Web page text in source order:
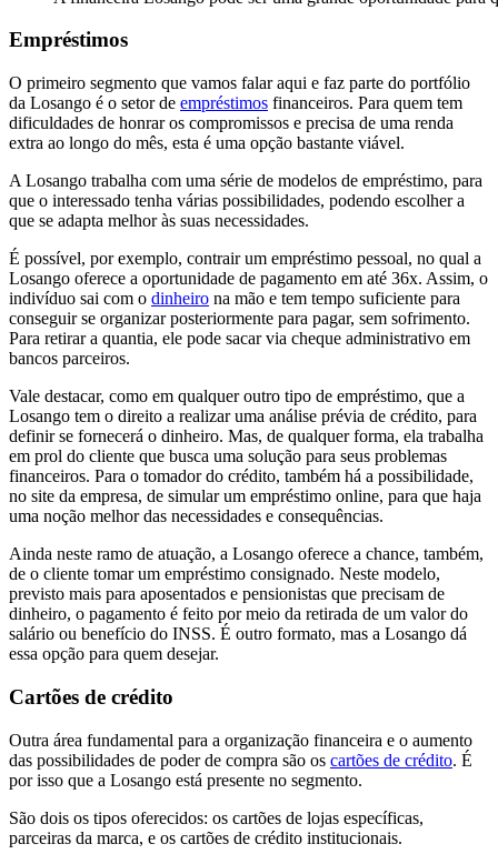
Empréstimos
O primeiro segmento que vamos falar aqui e faz parte do portfólio
da Losango é o setor de empréstimos financeiros. Para quem tem
dificuldades de honrar os compromissos e precisa de uma renda
extra ao longo do mês, esta é uma opção bastante viável.
A Losango trabalha com uma série de modelos de empréstimo, para
que o interessado tenha várias possibilidades, podendo escolher a
que se adapta melhor às suas necessidades.
É possível, por exemplo, contrair um empréstimo pessoal, no qual a
Losango oferece a oportunidade de pagamento em até 36x. Assim, o
indivíduo sai com o dinheiro na mão e tem tempo suficiente para
conseguir se organizar posteriormente para pagar, sem sofrimento.
Para retirar a quantia, ele pode sacar via cheque administrativo em
bancos parceiros.
Vale destacar, como em qualquer outro tipo de empréstimo, que a
Losango tem o direito a realizar uma análise prévia de crédito, para
definir se fornecerá o dinheiro. Mas, de qualquer forma, ela trabalha
em prol do cliente que busca uma solução para seus problemas
financeiros. Para o tomador do crédito, também há a possibilidade,
no site da empresa, de simular um empréstimo online, para que haja
uma noção melhor das necessidades e consequências.
Ainda neste ramo de atuação, a Losango oferece a chance, também,
de o cliente tomar um empréstimo consignado. Neste modelo,
previsto mais para aposentados e pensionistas que precisam de
dinheiro, o pagamento é feito por meio da retirada de um valor do
salário ou benefício do INSS. É outro formato, mas a Losango dá
essa opção para quem desejar.
Cartões de crédito
Outra área fundamental para a organização financeira e o aumento
das possibilidades de poder de compra são os cartões de crédito. É
por isso que a Losango está presente no segmento.
São dois os tipos oferecidos: os cartões de lojas específicas,
parceiras da marca, e os cartões de crédito institucionais.